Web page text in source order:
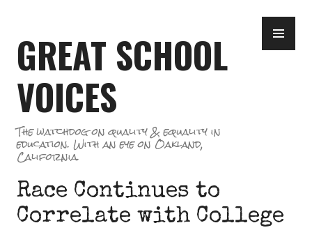
content
GREAT SCHOOL
VOICES
The watchdog on quality & equality in
education. With an eye on Oakland,
California.
Race Continues to
Correlate with College